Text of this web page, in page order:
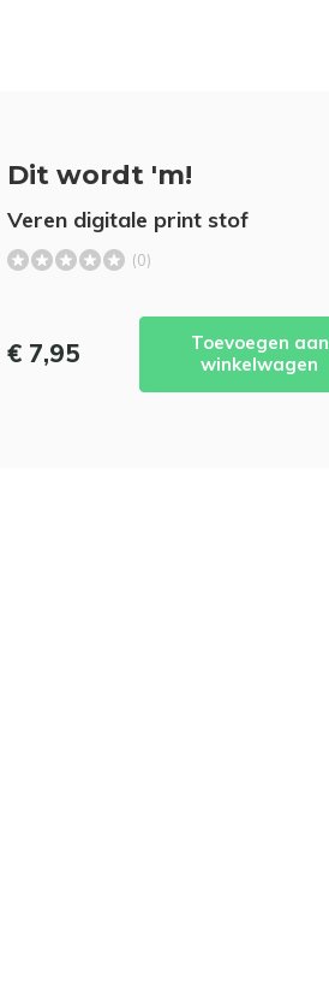
Dit wordt 'm!
Veren digitale print stof
(0)
€ 7,95
Toevoegen aan
winkelwagen